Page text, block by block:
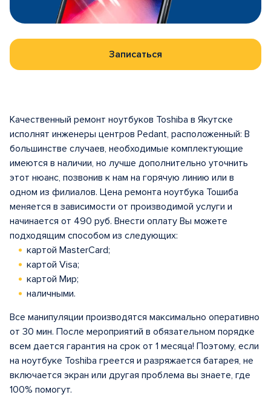
Записаться
Качественный ремонт ноутбуков Toshiba в Якутске
исполнят инженеры центров Pedant, расположенный: В
большинстве случаев, необходимые комплектующие
имеются в наличии, но лучше дополнительно уточнить
этот нюанс, позвонив к нам на горячую линию или в
одном из филиалов. Цена ремонта ноутбука Тошиба
меняется в зависимости от производимой услуги и
начинается от 490 руб. Внести оплату Вы можете
подходящим способом из следующих:
картой MasterCard;
картой Visa;
картой Мир;
наличными.
Все манипуляции производятся максимально оперативно
от 30 мин. После мероприятий в обязательном порядке
всем дается гарантия на срок от 1 месяца! Поэтому, если
на ноутбуке Toshiba греется и разряжается батарея, не
включается экран или другая проблема вы знаете, где
100% помогут.